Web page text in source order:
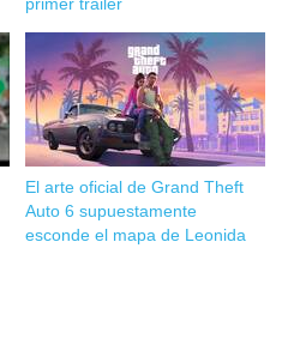
primer tráiler
El arte oficial de Grand Theft
Auto 6 supuestamente
esconde el mapa de Leonida